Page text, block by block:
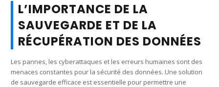
L’IMPORTANCE DE LA
SAUVEGARDE ET DE LA
RÉCUPÉRATION DES DONNÉES
Les pannes, les cyberattaques et les erreurs humaines sont des
menaces constantes pour la sécurité des données. Une solution
de sauvegarde efficace est essentielle pour permettre une